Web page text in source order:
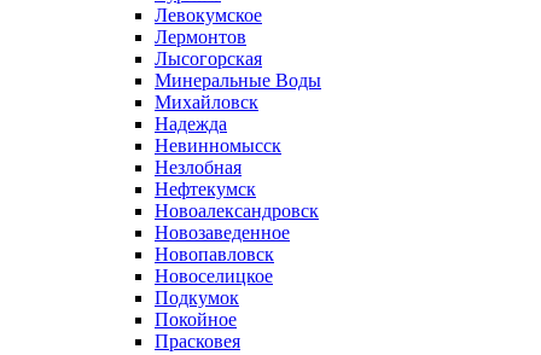
Левокумское
Лермонтов
Лысогорская
Минеральные Воды
Михайловск
Надежда
Невинномысск
Незлобная
Нефтекумск
Новоалександровск
Новозаведенное
Новопавловск
Новоселицкое
Подкумок
Покойное
Прасковея